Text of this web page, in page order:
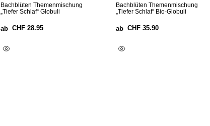
Bachblüten Themenmischung
„Tiefer Schlaf“ Globuli
ab CHF 28.95
Bachblüten Themenmischung
„Tiefer Schlaf“ Bio-Globuli
ab CHF 35.90